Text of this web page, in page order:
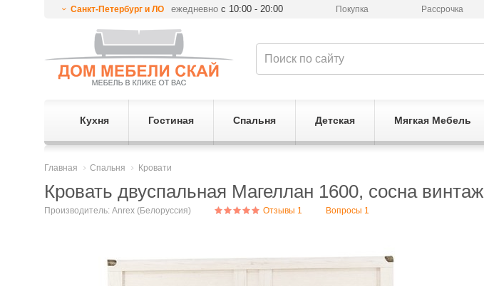
Санкт-Петербург и ЛО ежедневнос 10:00 - 20:00 Покупка Рассрочка
Кухня Гостиная Спальня Детская Мягкая Мебель
Главная Спальня Кровати
Кровать двуспальная Магеллан 1600, сосна винтаж
Производитель: Anrex (Белоруссия) Отзывы 1 Вопросы 1